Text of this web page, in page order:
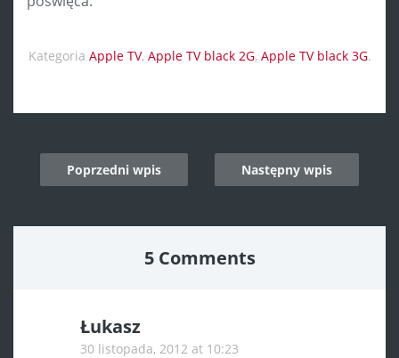
Kategoria Apple TV, Apple TV black 2G, Apple TV black 3G.
Post
navigation
Poprzedni wpis Następny wpis
5 Comments
Łukasz
30 listopada, 2012 at 10:23